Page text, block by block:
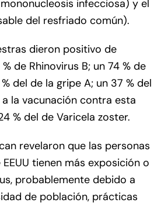
infecciosa) y el
del resfriado común).
dieron positivo de
de Rhinovirus B; un 74 % de
del de la gripe A; un 37 % del
la vacunación contra esta
% del de Varicela zoster.
revelaron que las personas
tienen más exposición o
probablemente debido a
de población, prácticas